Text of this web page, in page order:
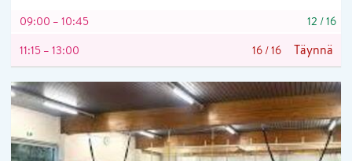
09:00 – 10:45 12 /16
11:15 – 13:00 16 /16 Täynnä